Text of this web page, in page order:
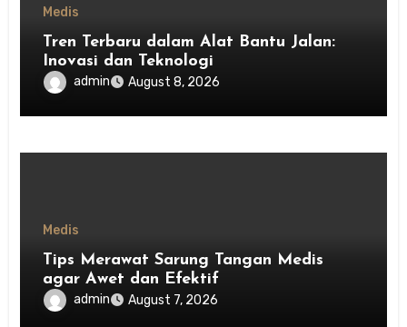
Medis
Tren Terbaru dalam Alat Bantu Jalan:
Inovasi dan Teknologi
admin August 8, 2026
Medis
Tips Merawat Sarung Tangan Medis
agar Awet dan Efektif
admin August 7, 2026